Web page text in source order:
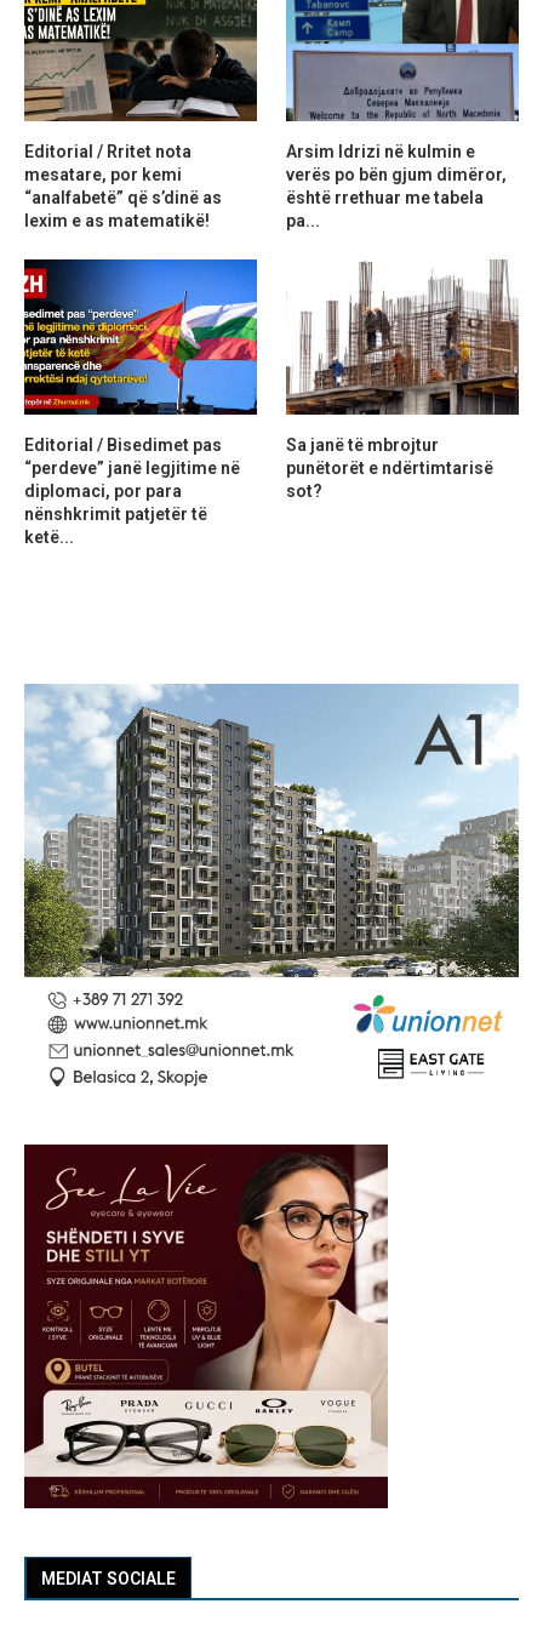
MEDIAT SOCIALE
Editorial / Rritet nota
mesatare, por kemi
“analfabetë” që s’dinë as
lexim e as matematikë!
Arsim Idrizi në kulmin e
verës po bën gjum dimëror,
është rrethuar me tabela
pa...
Editorial / Bisedimet pas
“perdeve” janë legjitime në
diplomaci, por para
nënshkrimit patjetër të
ketë...
Sa janë të mbrojtur
punëtorët e ndërtimtarisë
sot?